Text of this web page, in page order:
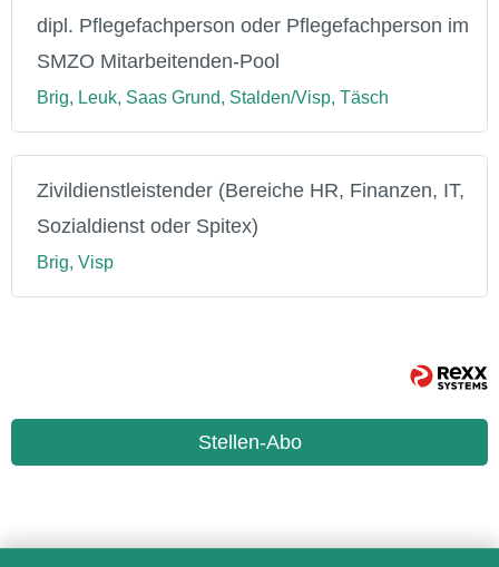
dipl. Pflegefachperson oder Pflegefachperson im
SMZO Mitarbeitenden-Pool
Brig, Leuk, Saas Grund, Stalden/Visp, Täsch
Zivildienstleistender (Bereiche HR, Finanzen, IT,
Sozialdienst oder Spitex)
Brig, Visp
Stellen-Abo